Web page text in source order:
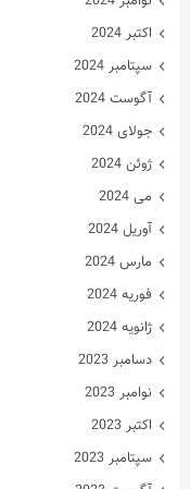
فوریه 2024
ژانویه 2024
دسامبر 2023
نوامبر 2023
اکتبر 2023
سپتامبر 2023
آگوست 2023
جولای 2023
ژوئن 2023
می 2023
آوریل 2023
مارس 2023
فوریه 2023
ژانویه 2023
دسامبر 2022